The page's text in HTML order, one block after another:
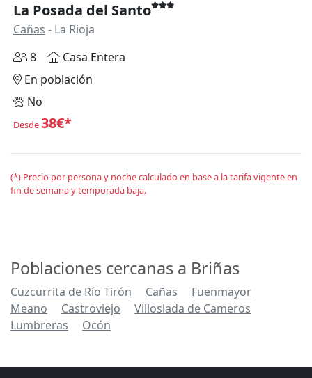
La Posada del Santo
Cañas - La Rioja
8
Casa Entera
En población
No
Desde38€*
(*) Precio por persona y noche calculado en base a la tarifa vigente en
fin de semana y temporada baja.
Poblaciones cercanas a Briñas
Cuzcurrita de Río Tirón Cañas
Fuenmayor
Meano
Castroviejo
Villoslada de Cameros
Lumbreras
Ocón